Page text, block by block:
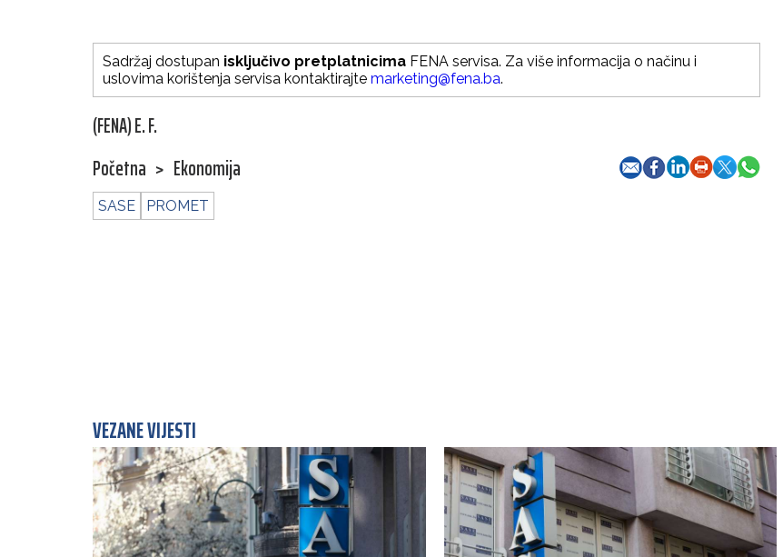
Sadržaj dostupan isključivo pretplatnicima FENA servisa. Za više informacija o načinu i
uslovima korištenja servisa kontaktirajte marketing@fena.ba.
(FENA) E. F.
Početna > Ekonomija
SASE PROMET
VEZANE VIJESTI